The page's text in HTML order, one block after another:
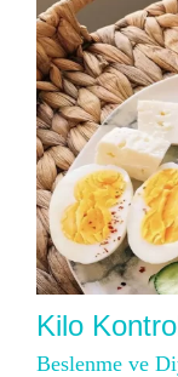
Kilo
Beslenme ve